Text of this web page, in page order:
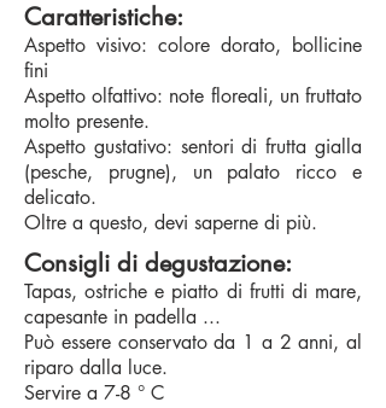
Caratteristiche:
Aspetto visivo: colore dorato, bollicine
fini
Aspetto olfattivo: note floreali, un fruttato
molto presente.
Aspetto gustativo: sentori di frutta gialla
(pesche, prugne), un palato ricco e
delicato.
Oltre a questo, devi saperne di più.
Consigli di degustazione:
Tapas, ostriche e piatto di frutti di mare,
capesante in padella ...
Può essere conservato da 1 a 2 anni, al
riparo dalla luce.
Servire a 7-8 ° C